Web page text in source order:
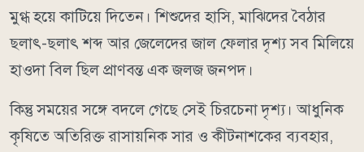
মুগ্ধ হয়ে কাটিয়ে দিতেন। শিশুদের হাসি, মাঝিদের বৈঠার
ছলাৎ-ছলাৎ শব্দ আর জেলেদের জাল ফেলার দৃশ্য সব মিলিয়ে
হাওদা বিল ছিল প্রাণবন্ত এক জলজ জনপদ।
কিন্তু সময়ের সঙ্গে বদলে গেছে সেই চিরচেনা দৃশ্য। আধুনিক
কৃষিতে অতিরিক্ত রাসায়নিক সার ও কীটনাশকের ব্যবহার,